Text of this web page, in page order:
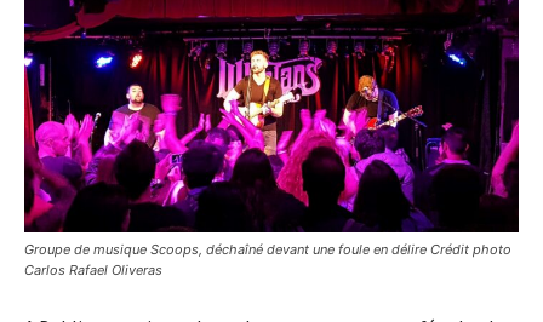
Groupe de musique Scoops, déchaîné devant une foule en délire Crédit photo
Carlos Rafael Oliveras